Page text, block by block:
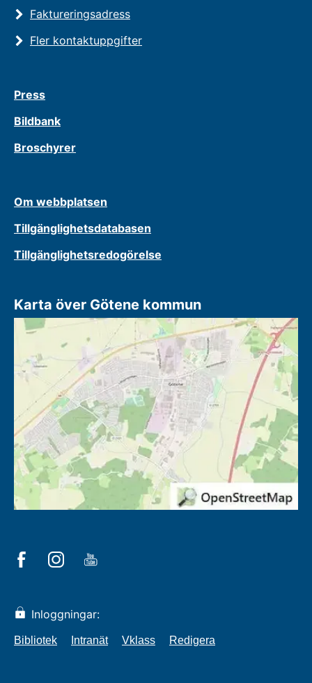
Faktureringsadress
Fler kontaktuppgifter
Press
Bildbank
Broschyrer
Om webbplatsen
Tillgänglighetsdatabasen
Tillgänglighetsredogörelse
Karta över Götene kommun
Inloggningar:
Bibliotek Intranät Vklass Redigera